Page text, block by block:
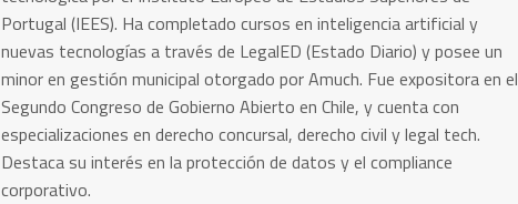
Portugal (IEES). Ha completado cursos en inteligencia artificial y
nuevas tecnologías a través de LegalED (Estado Diario) y posee un
minor en gestión municipal otorgado por Amuch. Fue expositora en el
Segundo Congreso de Gobierno Abierto en Chile, y cuenta con
especializaciones en derecho concursal, derecho civil y legal tech.
Destaca su interés en la protección de datos y el compliance
corporativo.